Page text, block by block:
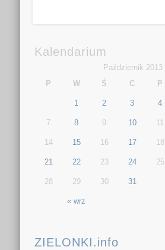
Kalendarium
Październik 2013
P
W Ś C P
« wrz
1 2 3 4
7 8 9 10 11
14 15 16 17 18
21 22 23 24 25
28 29 30 31
ZIELONKI.info